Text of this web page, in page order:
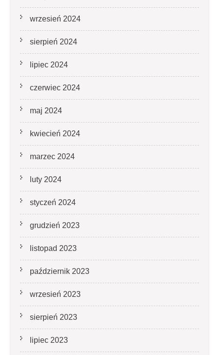
wrzesień 2024
sierpień 2024
lipiec 2024
czerwiec 2024
maj 2024
kwiecień 2024
marzec 2024
luty 2024
styczeń 2024
grudzień 2023
listopad 2023
październik 2023
wrzesień 2023
sierpień 2023
lipiec 2023